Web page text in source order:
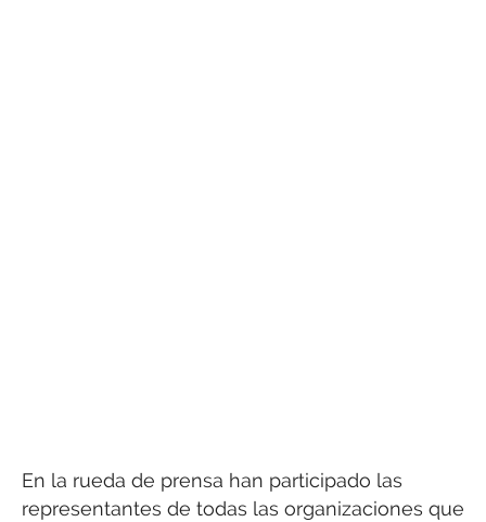
En la rueda de prensa han participado las
representantes de todas las organizaciones que